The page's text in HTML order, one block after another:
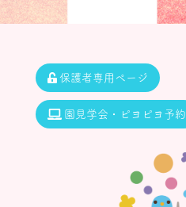
保護者専用ページ
園見学会・ピヨピヨ予約